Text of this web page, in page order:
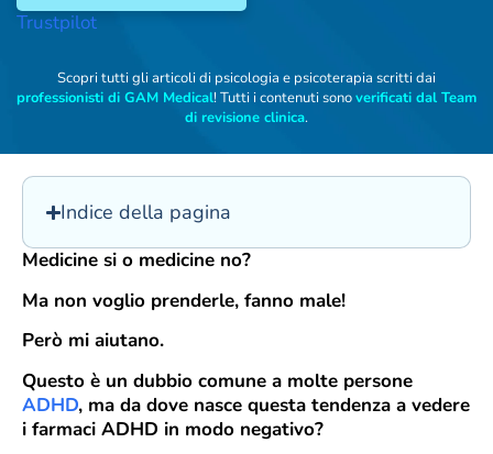
Trustpilot
Scopri tutti gli articoli di psicologia e psicoterapia scritti dai
professionisti di GAM Medical! Tutti i contenuti sonoverificati dal Team
di revisione clinica.
Indice della pagina
Medicine si o medicine no?
Ma non voglio prenderle, fanno male!
Però mi aiutano.
Questo è un dubbio comune a molte persone
ADHD, ma da dove nasce questa tendenza a vedere
i farmaci ADHD in modo negativo?